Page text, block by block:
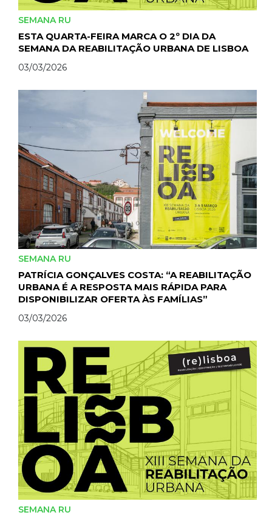
SEMANA RU
ESTA QUARTA-FEIRA MARCA O 2º DIA DA
SEMANA DA REABILITAÇÃO URBANA DE LISBOA
03/03/2026
SEMANA RU
PATRÍCIA GONÇALVES COSTA: “A REABILITAÇÃO
URBANA É A RESPOSTA MAIS RÁPIDA PARA
DISPONIBILIZAR OFERTA ÀS FAMÍLIAS”
03/03/2026
SEMANA RU